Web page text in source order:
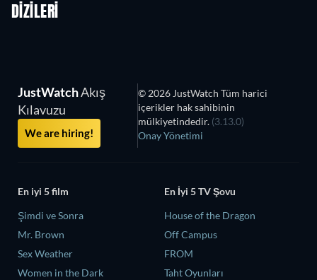
DIZILERI
JustWatchAkış
Kılavuzu
We are hiring!
© 2026 JustWatch Tüm harici
içerikler hak sahibinin
mülkiyetindedir. (3.13.0)
Onay Yönetimi
En iyi 5 film
Şimdi ve Sonra
Mr. Brown
Sex Weather
Women in the Dark
En İyi 5 TV Şovu
House of the Dragon
Off Campus
FROM
Taht Oyunları